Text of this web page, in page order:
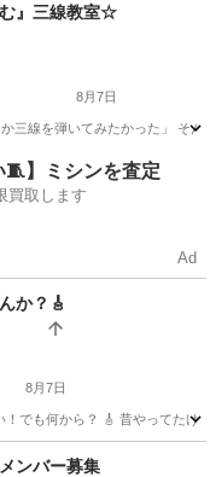
』三線教室☆
8月7日
三線を弾いてみたかった」 そ
🧵】ミシンを査定
買取します
Ad
か？🎸
8月7日
！でも何から？ 🎸 昔やってた
スンンバー募集